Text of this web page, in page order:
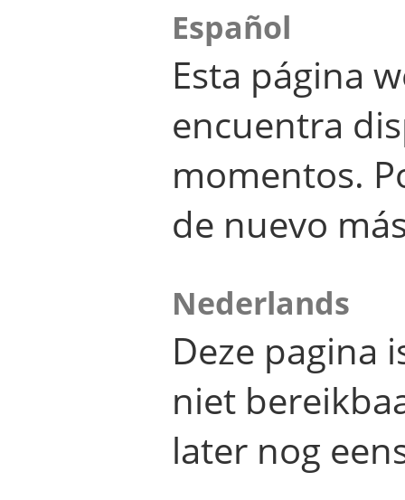
Español
Esta página
encuentra
momentos.
de nuevo
Nederlands
Deze pagina
niet
later nog